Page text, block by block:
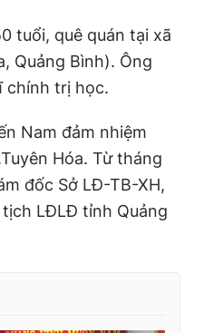
tuổi, quê quán tại xã
Quảng Bình). Ông
chính trị học.
Nam đảm nhiệm
Hóa. Từ tháng
đốc Sở LĐ-TB-XH,
LĐLĐ tỉnh Quảng